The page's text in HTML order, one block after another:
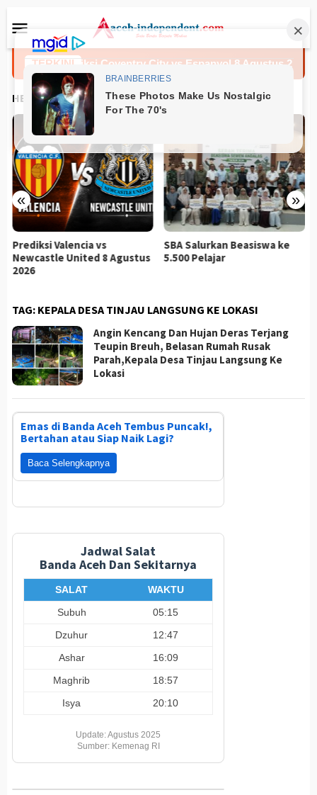
ke
kontenMobile
TERKINI
Prediksi Coventry City vs Espanyol 8 Agustus 2026
HEADLINES
« »
Prediksi Valencia vs
Newcastle United 8 Agustus
2026
SBA Salurkan Beasiswa ke
5.500 Pelajar
TAG: KEPALA DESA TINJAU LANGSUNG KE LOKASI
Angin Kencang Dan Hujan Deras Terjang
Teupin Breuh, Belasan Rumah Rusak
Parah,Kepala Desa Tinjau Langsung Ke
Lokasi
Emas di Banda Aceh Tembus Puncak!,
Bertahan atau Siap Naik Lagi?
Baca Selengkapnya
Jadwal Salat
Banda Aceh Dan Sekitarnya
SALAT
WAKTU
Subuh
05:15
Dzuhur
12:47
Ashar
16:09
Maghrib
18:57
Isya
20:10
Update: Agustus 2025
Sumber: Kemenag RI